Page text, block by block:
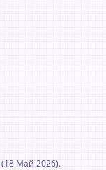
(18 Май 2026).